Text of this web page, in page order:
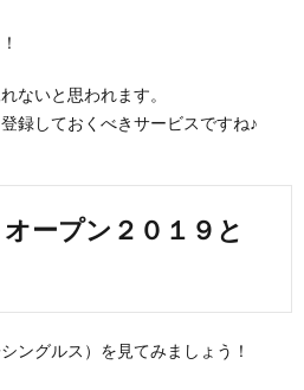
ないと思われます。
録しておくべきサービスですね♪
ープン２０１９と
ングルス）を見てみましょう！